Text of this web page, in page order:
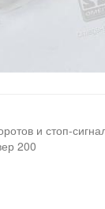
и стоп-
200